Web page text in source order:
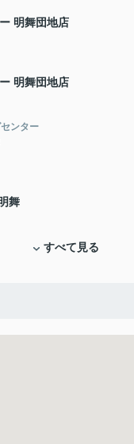
明舞団地店
明舞団地店
ンター
舞
すべて見る